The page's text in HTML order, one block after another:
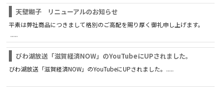
天壁糊子 リニューアルのお知らせ
平素は弊社商品につきまして格別のご高配を賜り厚く御礼申し上げます。
.....
びわ湖放送「滋賀経済NOW」のYouTubeにUPされました。
びわ湖放送「滋賀経済NOW」のYouTubeにUPされました。.....